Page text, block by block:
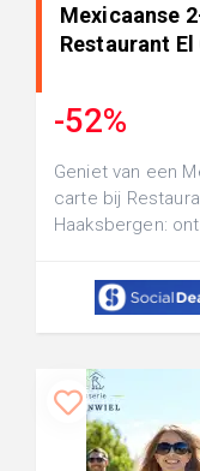
Mexicaanse
Restaurant El
-52%
Geniet van een
carte bij
Haaksbergen: